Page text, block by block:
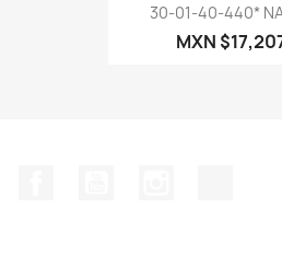
30-01-40-440*
MXN